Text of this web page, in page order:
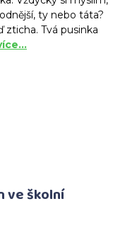
ty nebo táta?
Tvá pusinka
ve školní